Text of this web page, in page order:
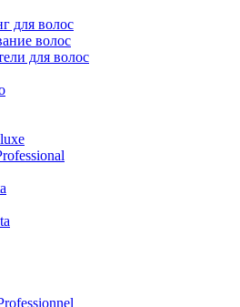
для волос
волос
для волос